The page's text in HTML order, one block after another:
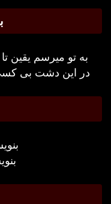
به تو میرسم یقین
در این دشت بی کسی